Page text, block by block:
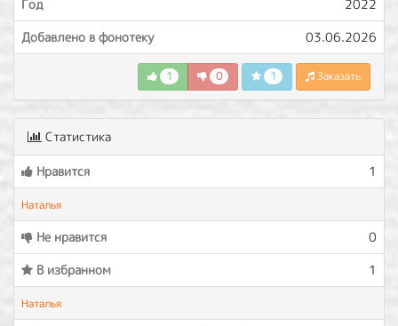
Год
2022
Добавлено в фонотеку
03.06.2026
1 0 1 Заказать
Статистика
Нравится 1
Наталья
Не нравится
0
В избранном
1
Наталья